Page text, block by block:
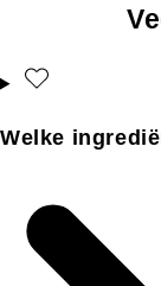
Welke